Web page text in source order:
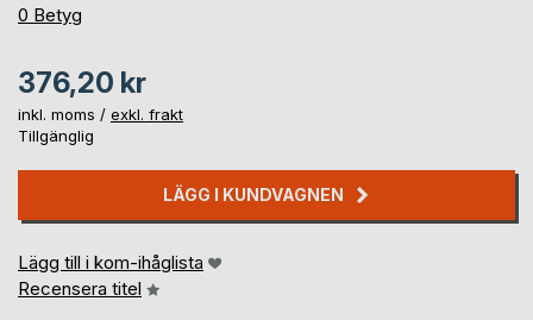
0%
0 Betyg
376,20 kr
inkl. moms / exkl. frakt
Tillgänglig
LÄGG I KUNDVAGNEN
Lägg till i kom-ihåglista
Recensera titel